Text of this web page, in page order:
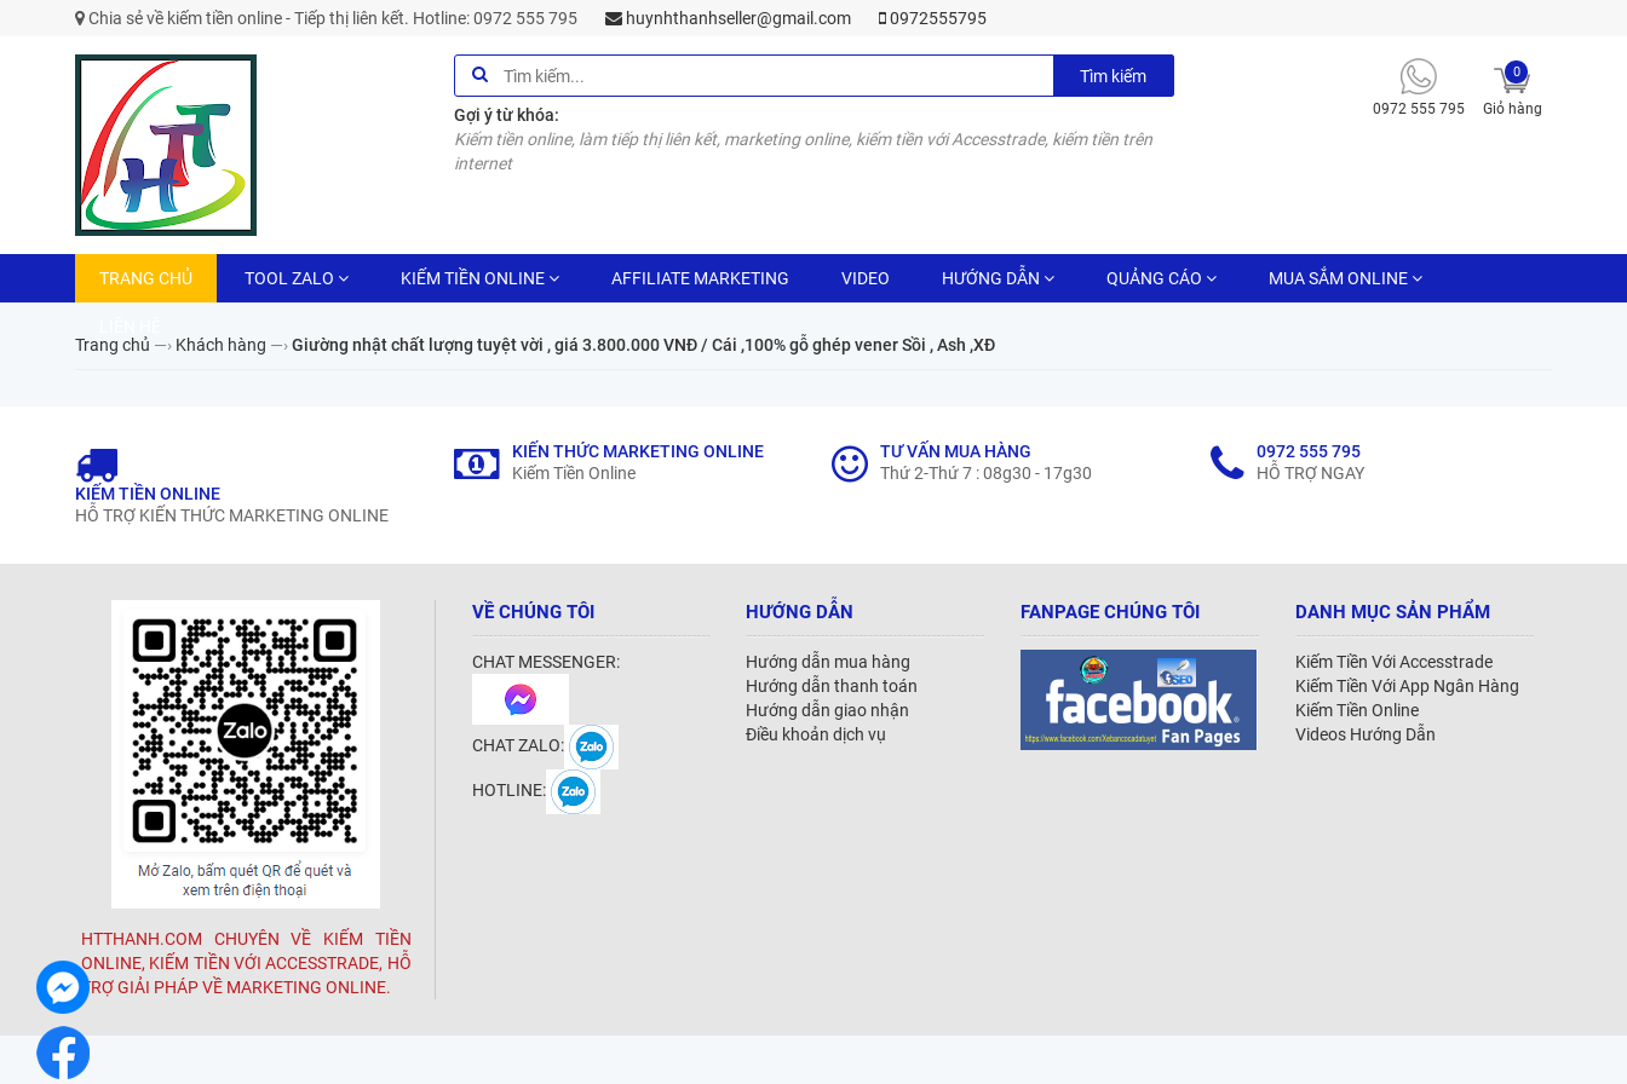
Chia sẻ về kiếm tiền online - Tiếp thị liên kết. Hotline: 0972 555 795 huynhthanhseller@gmail.com 0972555795
Tìm kiếm
Gợi ý từ khóa:
Kiếm tiền online, làm tiếp thị liên kết, marketing online, kiếm tiền với Accesstrade, kiếm tiền trên
internet
0972 555 795 Giỏ hàng
0
TRANG CHỦ TOOL ZALO KIẾM TIỀN ONLINE AFFILIATE MARKETING VIDEO HƯỚNG DẪN QUẢNG CÁO MUA SẮM ONLINE
Trang chủ —› Khách hàng —›Giường nhật chất lượng tuyệt vời , giá 3.800.000 VNĐ / Cái ,100% gỗ ghép vener Sồi , Ash ,XĐ
KIẾM TIỀN ONLINE
HỖ TRỢ KIẾN THỨC MARKETING ONLINE
KIẾN THỨC MARKETING ONLINE
Kiếm Tiền Online
TƯ VẤN MUA HÀNG
Thứ 2-Thứ 7 : 08g30 - 17g30
0972 555 795
HỖ TRỢ NGAY
HTTHANH.COM CHUYÊN VỀ KIẾM TIỀN
ONLINE, KIẾM TIỀN VỚI ACCESSTRADE, HỖ
TRỢ GIẢI PHÁP VỀ MARKETING ONLINE.
VỀ CHÚNG TÔI
CHAT MESSENGER:
CHAT ZALO:
HOTLINE:
HƯỚNG DẪN
Hướng dẫn mua hàng
Hướng dẫn thanh toán
Hướng dẫn giao nhận
Điều khoản dịch vụ
FANPAGE CHÚNG TÔI DANH MỤC SẢN PHẨM
Kiếm Tiền Với Accesstrade
Kiếm Tiền Với App Ngân Hàng
Kiếm Tiền Online
Videos Hướng Dẫn